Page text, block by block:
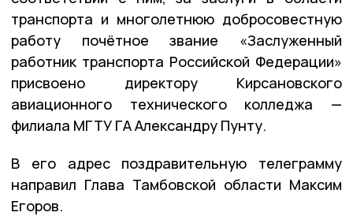
транспорта и многолетнюю добросовестную
работу почётное звание «Заслуженный
работник транспорта Российской Федерации»
присвоено директору Кирсановского
авиационного технического колледжа —
филиала МГТУ ГА Александру Пунту.
В его адрес поздравительную телеграмму
направил Глава Тамбовской области Максим
Егоров.